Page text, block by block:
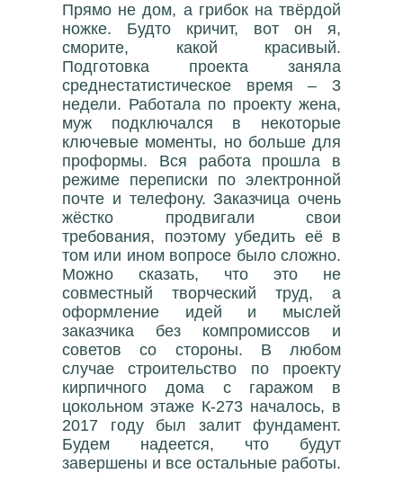
Прямо не дом, а грибок на твёрдой
ножке. Будто кричит, вот он я,
сморите, какой красивый.
Подготовка проекта заняла
среднестатистическое время – 3
недели. Работала по проекту жена,
муж подключался в некоторые
ключевые моменты, но больше для
проформы. Вся работа прошла в
режиме переписки по электронной
почте и телефону. Заказчица очень
жёстко продвигали свои
требования, поэтому убедить её в
том или ином вопросе было сложно.
Можно сказать, что это не
совместный творческий труд, а
оформление идей и мыслей
заказчика без компромиссов и
советов со стороны. В любом
случае строительство по проекту
кирпичного дома с гаражом в
цокольном этаже К-273 началось, в
2017 году был залит фундамент.
Будем надеется, что будут
завершены и все остальные работы.